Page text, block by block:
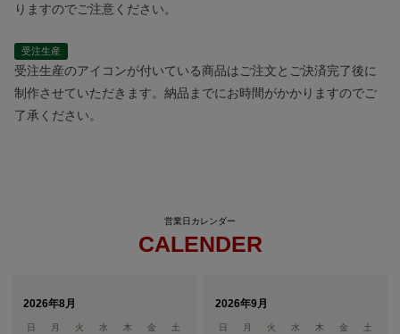
りますのでご注意ください。
受注生産
受注生産のアイコンが付いている商品はご注文とご決済完了後に
制作させていただきます。納品までにお時間がかかりますのでご
了承ください。
CALENDER
2026年8月
日 月 火 水 木 金 土
2026年9月
日 月 火 水 木 金 土